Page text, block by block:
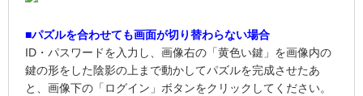
■パズルを合わせても画面が切り替わらない場合
ID・パスワードを入力し、画像右の「黄色い鍵」を画像内の
鍵の形をした陰影の上まで動かしてパズルを完成させたあ
と、画像下の「ログイン」ボタンをクリックしてください。